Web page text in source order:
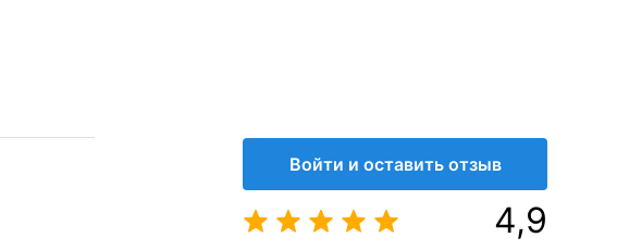
Войти и оставить отзыв
4,9